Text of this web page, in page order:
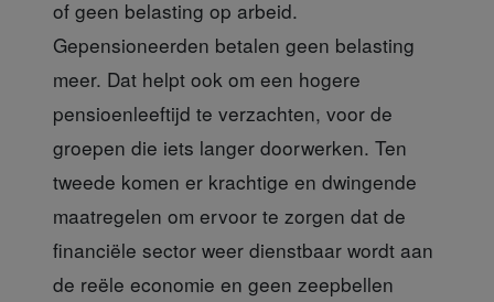
of geen belasting op arbeid.
Gepensioneerden betalen geen belasting
meer. Dat helpt ook om een hogere
pensioenleeftijd te verzachten, voor de
groepen die iets langer doorwerken. Ten
tweede komen er krachtige en dwingende
maatregelen om ervoor te zorgen dat de
financiële sector weer dienstbaar wordt aan
de reële economie en geen zeepbellen